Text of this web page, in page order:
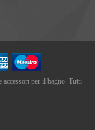
per il bagno. Tutti